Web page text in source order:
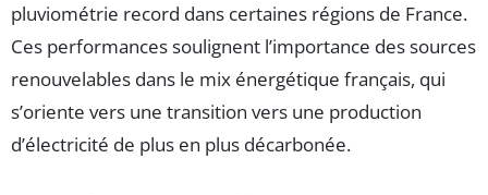
pluviométrie record dans certaines régions de France.
Ces performances soulignent l’importance des sources
renouvelables dans le mix énergétique français, qui
s’oriente vers une transition vers une production
d’électricité de plus en plus décarbonée.